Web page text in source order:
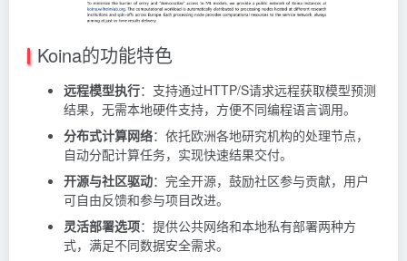
Koina的功能特色
远程模型执行：支持通过HTTP/S请求远程获取模型预测
结果，无需本地硬件支持，方便不同编程语言调用。
分布式计算网络：依托欧洲各地研究机构的处理节点，
自动分配计算任务，实现快速结果交付。
开源与社区驱动：完全开源，鼓励社区参与贡献，用户
可自由反馈和参与项目改进。
灵活部署选项：提供公共网络和本地私有部署两种方
式，满足不同数据安全需求。